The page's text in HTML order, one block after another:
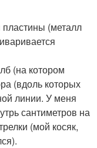
пластины (металл
(на котором
(вдоль которых
линии. У меня
сантиметров на
(мой косяк,